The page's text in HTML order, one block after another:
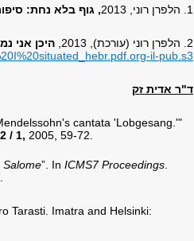
1. הלפרן רוני, 2013
, גוף בלא נחת: סיפורת
2. הלפרן רוני (עורכת), 2013, היכן אני
org-il-pub.s3
ד"ר אדית זק
cantata 'Lobgesang.'"
/ 1, 2005, 59-72.
Salome”. In ICMS7 Proceedings
Tarasti. Imatra and Helsinki: